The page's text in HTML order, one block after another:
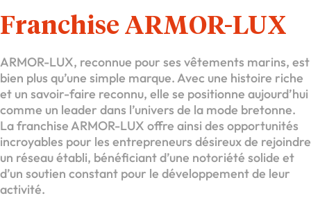
Franchise ARMOR-LUX
ARMOR-LUX, reconnue pour ses vêtements marins, est
bien plus qu’une simple marque. Avec une histoire riche
et un savoir-faire reconnu, elle se positionne aujourd’hui
comme un leader dans l’univers de la mode bretonne.
La franchise ARMOR-LUX offre ainsi des opportunités
incroyables pour les entrepreneurs désireux de rejoindre
un réseau établi, bénéficiant d’une notoriété solide et
d’un soutien constant pour le développement de leur
activité.